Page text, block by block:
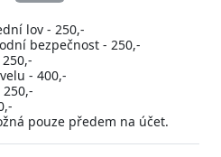
lov - 250,-
bezpečnost - 250,-
- 400,-
pouze předem na účet.